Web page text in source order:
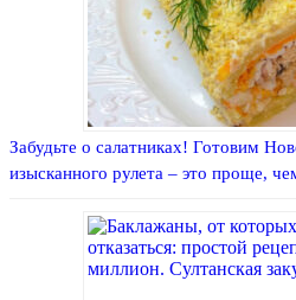
Забудьте о салатниках! Готовим
изысканного рулета – это проще,